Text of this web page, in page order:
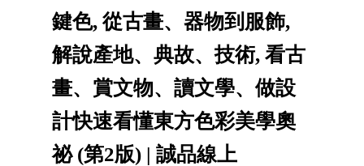
鍵色, 從古畫、器物到服飾,
解說產地、典故、技術, 看古
畫、賞文物、讀文學、做設
計快速看懂東方色彩美學奧
祕 (第2版) | 誠品線上